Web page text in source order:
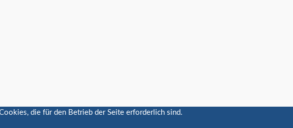
die für den Betrieb der Seite erforderlich sind.